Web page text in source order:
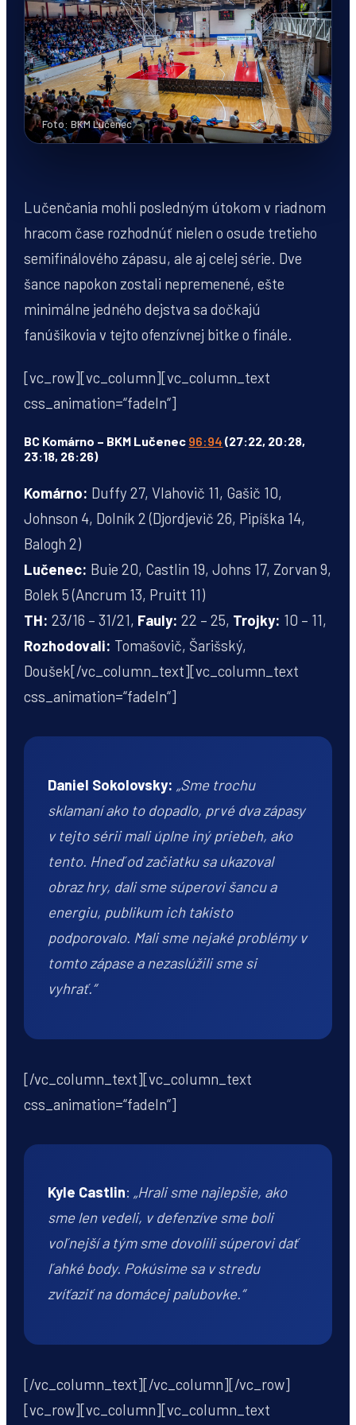
Foto: BKM Lučenec
Lučenčania mohli posledným útokom v riadnom
hracom čase rozhodnúť nielen o osude tretieho
semifinálového zápasu, ale aj celej série. Dve
šance napokon zostali nepremenené, ešte
minimálne jedného dejstva sa dočkajú
fanúšikovia v tejto ofenzívnej bitke o finále.
[vc_row][vc_column][vc_column_text
css_animation=“fadeIn“]
BC Komárno – BKM Lučenec 96:94 (27:22, 20:28,
23:18, 26:26)
Komárno: Duffy 27, Vlahovič 11, Gašič 10,
Johnson 4, Dolník 2 (Djordjevič 26, Pipíška 14,
Balogh 2)
Lučenec: Buie 20, Castlin 19, Johns 17, Zorvan 9,
Bolek 5 (Ancrum 13, Pruitt 11)
TH: 23/16 – 31/21, Fauly: 22 – 25, Trojky: 10 – 11,
Rozhodovali: Tomašovič, Šarišský,
Doušek[/vc_column_text][vc_column_text
css_animation=“fadeIn“]
Daniel Sokolovsky: „Sme trochu
sklamaní ako to dopadlo, prvé dva zápasy
v tejto sérii mali úplne iný priebeh, ako
tento. Hneď od začiatku sa ukazoval
obraz hry, dali sme súperovi šancu a
energiu, publikum ich takisto
podporovalo. Mali sme nejaké problémy v
tomto zápase a nezaslúžili sme si
vyhrať.“
[/vc_column_text][vc_column_text
css_animation=“fadeIn“]
Kyle Castlin: „Hrali sme najlepšie, ako
sme len vedeli, v defenzíve sme boli
voľnejší a tým sme dovolili súperovi dať
ľahké body. Pokúsime sa v stredu
zvíťaziť na domácej palubovke.“
[/vc_column_text][/vc_column][/vc_row]
[vc_row][vc_column][vc_column_text